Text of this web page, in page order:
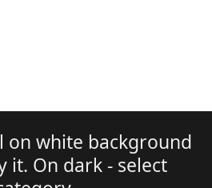
on white background
it. On dark - select